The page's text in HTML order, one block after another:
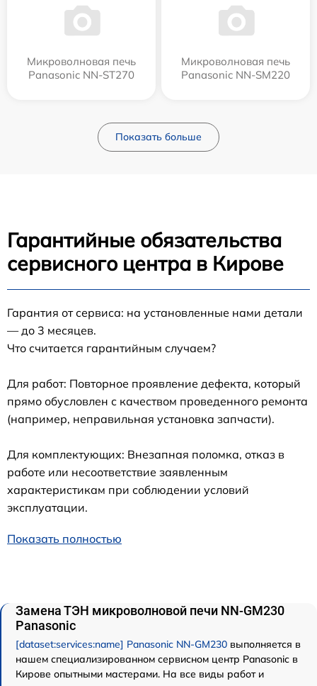
Микроволновая печь
Panasonic NN-ST270
Микроволновая печь
Panasonic NN-SM220
Показать больше
Гарантийные обязательства
сервисного центра в Кирове
Гарантия от сервиса: на установленные нами детали
— до 3 месяцев.
Что считается гарантийным случаем?
Для работ: Повторное проявление дефекта, который
прямо обусловлен с качеством проведенного ремонта
(например, неправильная установка запчасти).
Для комплектующих: Внезапная поломка, отказ в
работе или несоответствие заявленным
характеристикам при соблюдении условий
эксплуатации.
Показать полностью
Замена ТЭН микроволновой печи NN-GM230
Panasonic
[dataset:services:name] Panasonic NN-GM230 выполняется в
нашем специализированном сервисном центр Panasonic в
Кирове опытными мастерами. На все виды работ и